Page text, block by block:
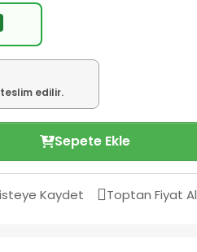
edilir.
Sepete Ekle
Kaydet Toptan Fiyat Al